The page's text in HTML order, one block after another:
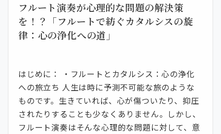
フルート演奏が心理的な問題の解決策
を！？「フルートで紡ぐカタルシスの旋
律：心の浄化への道」
はじめに： ・フルートとカタルシス：心の浄化
への旅立ち 人生は時に予測不可能な旅のような
ものです。生きていれば、心が傷ついたり、抑圧
されたりすることも少なくありません。しかし、
フルート演奏はそんな心理的な問題に対して、意